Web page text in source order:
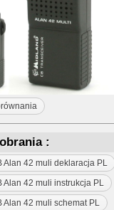
:
Alan 42 muli deklaracja PL
Alan 42 muli instrukcja PL
Alan 42 muli schemat PL